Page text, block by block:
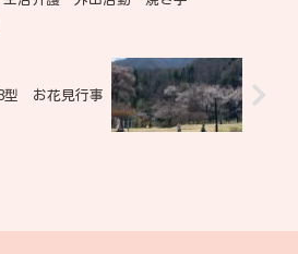
型 お花見行事